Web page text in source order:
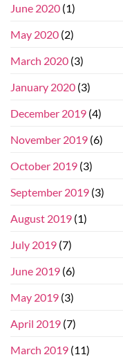
June 2020 (1)
May 2020 (2)
March 2020 (3)
January 2020 (3)
December 2019 (4)
November 2019 (6)
October 2019 (3)
September 2019 (3)
August 2019 (1)
July 2019 (7)
June 2019 (6)
May 2019 (3)
April 2019 (7)
March 2019 (11)